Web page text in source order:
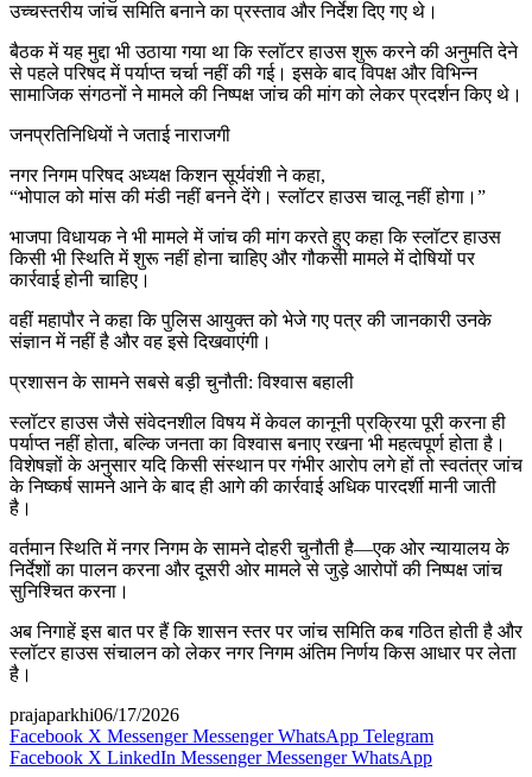
उच्चस्तरीय जांच समिति बनाने का प्रस्ताव और निर्देश दिए गए थे।
बैठक में यह मुद्दा भी उठाया गया था कि स्लॉटर हाउस शुरू करने की अनुमति देने
से पहले परिषद में पर्याप्त चर्चा नहीं की गई। इसके बाद विपक्ष और विभिन्न
सामाजिक संगठनों ने मामले की निष्पक्ष जांच की मांग को लेकर प्रदर्शन किए थे।
जनप्रतिनिधियों ने जताई नाराजगी
नगर निगम परिषद अध्यक्ष किशन सूर्यवंशी ने कहा,
“भोपाल को मांस की मंडी नहीं बनने देंगे। स्लॉटर हाउस चालू नहीं होगा।”
भाजपा विधायक ने भी मामले में जांच की मांग करते हुए कहा कि स्लॉटर हाउस
किसी भी स्थिति में शुरू नहीं होना चाहिए और गौकसी मामले में दोषियों पर
कार्रवाई होनी चाहिए।
वहीं महापौर ने कहा कि पुलिस आयुक्त को भेजे गए पत्र की जानकारी उनके
संज्ञान में नहीं है और वह इसे दिखवाएंगी।
प्रशासन के सामने सबसे बड़ी चुनौती: विश्वास बहाली
स्लॉटर हाउस जैसे संवेदनशील विषय में केवल कानूनी प्रक्रिया पूरी करना ही
पर्याप्त नहीं होता, बल्कि जनता का विश्वास बनाए रखना भी महत्वपूर्ण होता है।
विशेषज्ञों के अनुसार यदि किसी संस्थान पर गंभीर आरोप लगे हों तो स्वतंत्र जांच
के निष्कर्ष सामने आने के बाद ही आगे की कार्रवाई अधिक पारदर्शी मानी जाती
है।
वर्तमान स्थिति में नगर निगम के सामने दोहरी चुनौती है—एक ओर न्यायालय के
निर्देशों का पालन करना और दूसरी ओर मामले से जुड़े आरोपों की निष्पक्ष जांच
सुनिश्चित करना।
अब निगाहें इस बात पर हैं कि शासन स्तर पर जांच समिति कब गठित होती है और
स्लॉटर हाउस संचालन को लेकर नगर निगम अंतिम निर्णय किस आधार पर लेता
है।
prajaparkhi06/17/2026
Facebook X Messenger Messenger WhatsApp Telegram
Facebook X LinkedIn Messenger Messenger WhatsApp